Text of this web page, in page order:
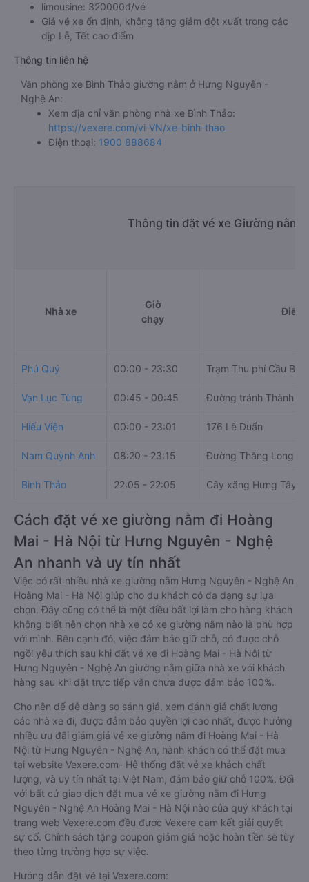
limousine: 320000đ/vé
Giá vé xe ổn định, không tăng giảm đột xuất trong các
dịp Lễ, Tết cao điểm
Thông tin liên hệ
Văn phòng xe Bình Thảo giường nằm ở Hưng Nguyên -
Nghệ An:
Xem địa chỉ văn phòng nhà xe Bình Thảo:
https://vexere.com/vi-VN/xe-binh-thao
Điện thoại: 1900 888684
Thông tin đặt vé xe Giường nằm
Nhà xe
Giờ
chạy
Điểm
Phú Quý 00:00 - 23:30 Trạm Thu phí Cầu
Vạn Lục Tùng 00:45 - 00:45 Đường tránh Thành
Hiếu Viện 00:00 - 23:01 176 Lê Duẩn
Nam Quỳnh Anh 08:20 - 23:15 Đường Thăng Long
Bình Thảo 22:05 - 22:05 Cây xăng Hưng Tây
Cách đặt vé xe giường nằm đi Hoàng
Mai - Hà Nội từ Hưng Nguyên - Nghệ
An nhanh và uy tín nhất
Việc có rất nhiều nhà xe giường nằm Hưng Nguyên - Nghệ An
Hoàng Mai - Hà Nội giúp cho du khách có đa dạng sự lựa
chọn. Đây cũng có thể là một điều bất lợi làm cho hàng khách
không biết nên chọn nhà xe có xe giường nằm nào là phù hợp
với mình. Bên cạnh đó, việc đảm bảo giữ chỗ, có được chỗ
ngồi yêu thích sau khi đặt vé xe đi Hoàng Mai - Hà Nội từ
Hưng Nguyên - Nghệ An giường nằm giữa nhà xe với khách
hàng sau khi đặt trực tiếp vẫn chưa được đảm bảo 100%.
Cho nên để dễ dàng so sánh giá, xem đánh giá chất lượng
các nhà xe đi, được đảm bảo quyền lợi cao nhất, được hưởng
nhiều ưu đãi giảm giá vé xe giường nằm đi Hoàng Mai - Hà
Nội từ Hưng Nguyên - Nghệ An, hành khách có thể đặt mua
tại website Vexere.com- Hệ thống đặt vé xe khách chất
lượng, và uy tín nhất tại Việt Nam, đảm bảo giữ chỗ 100%. Đối
với bất cứ giao dịch đặt mua vé xe giường nằm đi Hưng
Nguyên - Nghệ An Hoàng Mai - Hà Nội nào của quý khách tại
trang web Vexere.com đều được Vexere cam kết giải quyết
sự cố. Chính sách tặng coupon giảm giá hoặc hoàn tiền sẽ tùy
theo từng trường hợp sự việc.
Hướng dẫn đặt vé tại Vexere.com: